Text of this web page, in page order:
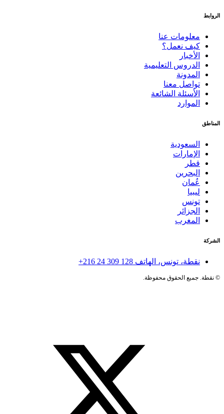
الروابط
معلومات عنا
كيف نعمل؟
الأخبار
الدروس التعليمية
المدونة
تواصل معنا
الأسئلة الشائعة
الموارد
المناطق
السعودية
الإمارات
قطر
البحرين
عُمان
ليبيا
تونس
الجزائر
المغرب
الشركة
نقطة، تونس، الهاتف +216 24 309 128
©نقطة. جميع الحقوق محفوظة.